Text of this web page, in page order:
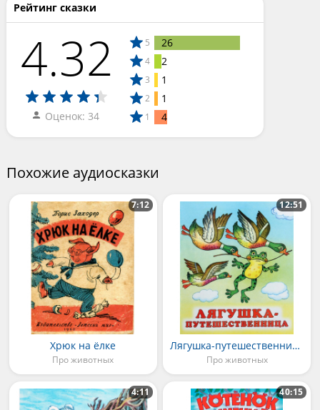
Рейтинг сказки
4.32
Оценок: 34
5 26
4 2
3 1
2 1
1 4
Похожие аудиосказки
Хрюк на ёлке
Про животных
7:12
Лягушка-путешественница
Про животных
12:51
4:11 40:15